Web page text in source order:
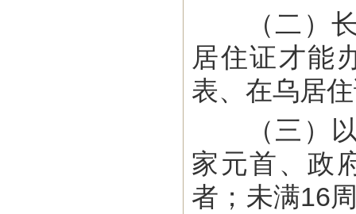
（二）长
居住证才能
表、在乌居
（三）以
家元首、政
者；未满16